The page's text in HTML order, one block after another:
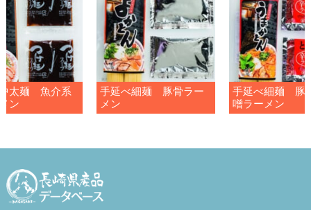
太麺 魚介系
ン
手延べ細麺 豚骨ラー
メン
手延べ細麺 豚
噌ラーメン